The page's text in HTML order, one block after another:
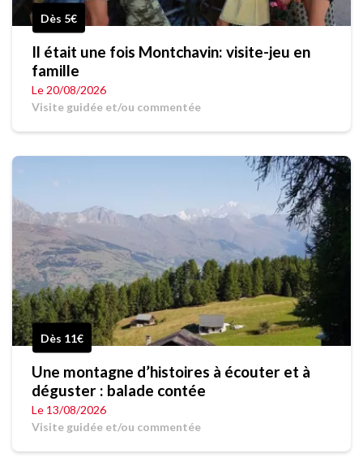
Dès 5€
Il était une fois Montchavin: visite-jeu en
famille
Le 20/08/2026
Visite guidée et/ou commentée
Dès 11€
Une montagne d’histoires à écouter et à
déguster : balade contée
Le 13/08/2026
Visite guidée et/ou commentée